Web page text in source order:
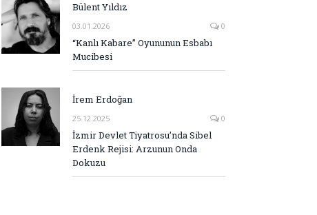
Bülent Yıldız
03.01.2026 0
“Kanlı Kabare” Oyununun Esbabı
Mucibesi
İrem Erdoğan
25.12.2025 0
İzmir Devlet Tiyatrosu’nda Sibel
Erdenk Rejisi: Arzunun Onda
Dokuzu